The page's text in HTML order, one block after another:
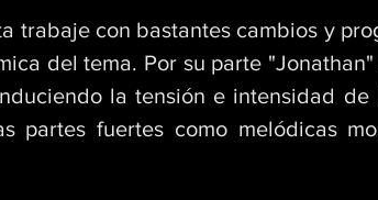
trabaje con bastantes cambios y
del tema. Por su parte
la tensión e intensidad de
partes fuertes como melódicas